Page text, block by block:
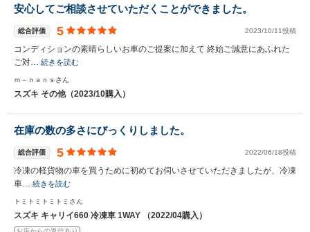
安心してご相談させていただくことができました。
総合評価 5 2023/10/11投稿
コンディションの素晴らしいお車のご提案に加えて 終始ご誠意にあふれた
ご対… 続きを読む
ｍ－ｎａｎｓさん
スズキ その他（2023/10購入）
在庫の数の多さにびっくりしました。
総合評価 5 2022/06/18投稿
冷凍の軽貨物の車を買うために初めてお伺いさせていただきましたが、冷凍
車… 続きを読む
トミトミトミトミさん
スズキ キャリイ660 冷凍車 1WAY （2022/04購入）